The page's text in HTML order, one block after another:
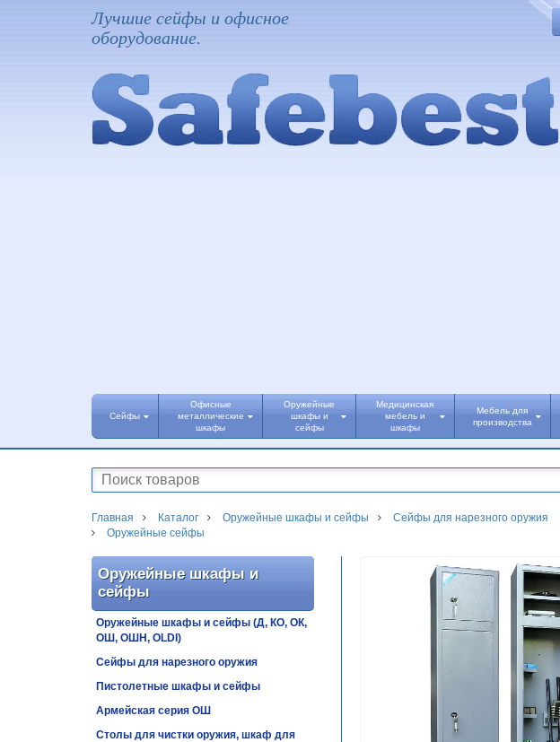
Лучшие сейфы и офисное
оборудование.
Сейфы
Офисные
металлические
шкафы
Оружейные
шкафы и
сейфы
Медицинская
мебель и
шкафы
Мебель для
производства
Главная Каталог Оружейные шкафы и сейфы
Сейфы для нарезного оружия
Оружейные сейфы
Оружейные шкафы и
сейфы
Оружейные шкафы и сейфы (Д, КО, ОК,
ОШ, ОШН, OLDI)
Сейфы для нарезного оружия
Пистолетные шкафы и сейфы
Армейская серия ОШ
Столы для чистки оружия, шкаф для